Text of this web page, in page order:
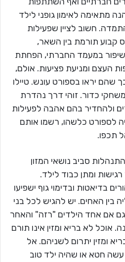
מתאימה לאימון גופני לילד
חשוב לציין שפעילות
קבוע תורמת בין השאר,
במעמד החברתי, הפחתת
העצם ומניעת פציעות. אולם,
שהם יראו בספורט עונש. טיילו
כדור. זוהי דרך נהדרת
ולהחדיר בהם אהבה לפעילות
לספורט כלשהו, רשמו אותם
תכפו.
סביב נושאי המזון
רגישות ומתן כבוד לילד.
בדיאטות ובדימוי גוף ישפיעו
בין האחים. יש להגיש לכל בני
אם אחד הילדים "רזה" והאחר
אוכל לא בריא ומזין אינו תורם
ומזין יתרום לשניהם. אל
חטא או שהיה ילד טוב